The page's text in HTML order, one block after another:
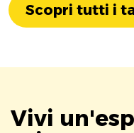
Scopri tutti i
Vivi